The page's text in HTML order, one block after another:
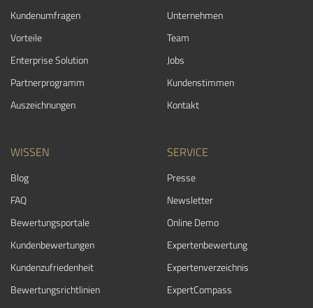
Kundenumfragen
Vorteile
Enterprise Solution
Partnerprogramm
Auszeichnungen
Unternehmen
Team
Jobs
Kundenstimmen
Kontakt
WISSEN
Blog
FAQ
Bewertungsportale
Kundenbewertungen
Kundenzufriedenheit
Bewertungs­richtlinien
SERVICE
Presse
Newsletter
Online Demo
Expertenbewertung
Expertenverzeichnis
ExpertCompass